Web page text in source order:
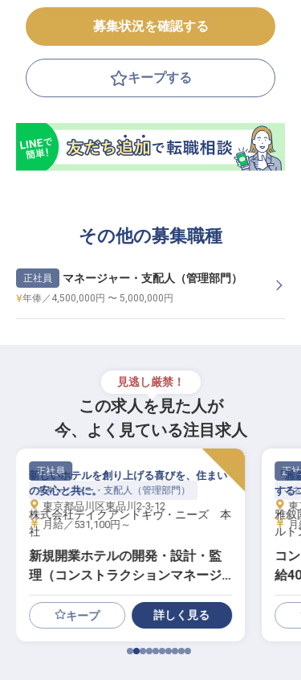
募集状況を確認する
キープする
その他の募集職種
正社員 マネージャー・支配人（管理部門）
年俸／4,500,000円 〜 5,000,000円
見逃し厳禁！
この求人を見た人が
今、よく見ている注目求人
正社員
マネージャー・支配人（管理部門）
株式会社テイクアンドギヴ・ニーズ 本
社
新規開業ホテルの開発・設計・監
理（コンストラクションマネージ
ャー）
新しいホテルを創り上げる喜びを、住まい
の安心と共に。
東京都品川区東品川2-3-12
月給／531,100円～
キープ 詳しく見る
正社
マ
雅叙
ルト
コ
給
ル
「雅
する
東